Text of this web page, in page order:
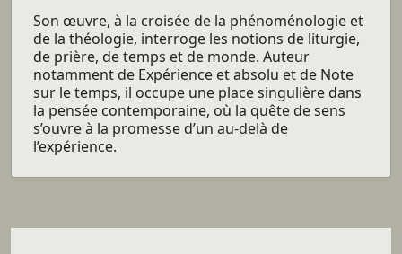
Son œuvre, à la croisée de la phénoménologie et
de la théologie, interroge les notions de liturgie,
de prière, de temps et de monde. Auteur
notamment de Expérience et absolu et de Note
sur le temps, il occupe une place singulière dans
la pensée contemporaine, où la quête de sens
s’ouvre à la promesse d’un au-delà de
l’expérience.